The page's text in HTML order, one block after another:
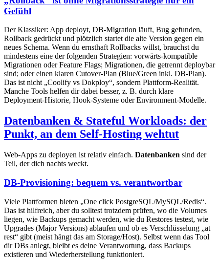
Gefühl
Der Klassiker: App deployt, DB-Migration läuft, Bug gefunden,
Rollback gedrückt und plötzlich startet die alte Version gegen ein
neues Schema. Wenn du ernsthaft Rollbacks willst, brauchst du
mindestens eine der folgenden Strategien: vorwärts-kompatible
Migrationen oder Feature Flags; Migrationen, die getrennt deploybar
sind; oder einen klaren Cutover-Plan (Blue/Green inkl. DB-Plan).
Das ist nicht „Coolify vs Dokploy“, sondern Plattform-Realität.
Manche Tools helfen dir dabei besser, z. B. durch klare
Deployment-Historie, Hook-Systeme oder Environment-Modelle.
Datenbanken & Stateful Workloads: der
Punkt, an dem Self-Hosting wehtut
Web-Apps zu deployen ist relativ einfach. Datenbanken sind der
Teil, der dich nachts weckt.
DB-Provisioning: bequem vs. verantwortbar
Viele Plattformen bieten „One click PostgreSQL/MySQL/Redis“.
Das ist hilfreich, aber du solltest trotzdem prüfen, wo die Volumes
liegen, wie Backups gemacht werden, wie du Restores testest, wie
Upgrades (Major Versions) ablaufen und ob es Verschlüsselung „at
rest“ gibt (meist hängt das am Storage/Host). Selbst wenn das Tool
dir DBs anlegt, bleibt es deine Verantwortung, dass Backups
existieren und Wiederherstellung funktioniert.